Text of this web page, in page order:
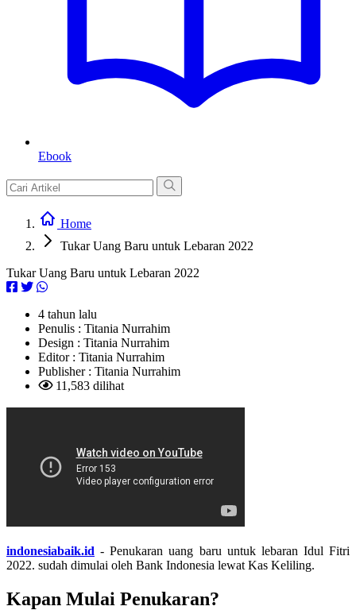
Ebook
Home
Tukar Uang Baru untuk Lebaran 2022
Tukar Uang Baru untuk Lebaran 2022
4 tahun lalu
Penulis : Titania Nurrahim
Design : Titania Nurrahim
Editor : Titania Nurrahim
Publisher : Titania Nurrahim
11,583 dilihat
indonesiabaik.id - Penukaran uang baru untuk lebaran Idul Fitri
2022. sudah dimulai oleh Bank Indonesia lewat Kas Keliling.
Kapan Mulai Penukaran?